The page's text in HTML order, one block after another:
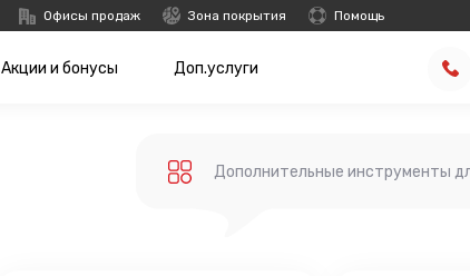
Офисы продаж Зона покрытия Помощь
Акции и бонусы Доп.услуги
Дополнительные инструменты